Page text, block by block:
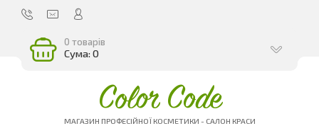
0 товарів
Сума: 0
Color Code
МАГАЗИН ПРОФЕСІЙНОЇ КОСМЕТИКИ - САЛОН КРАСИ